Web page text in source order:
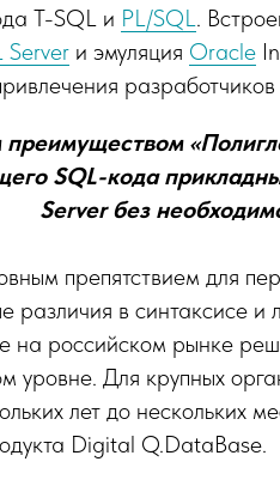
T-SQL и PL/SQL.
Server и эмуляция Oracle
SQL-кода
Server без
препятствием для
различия в синтаксисе
на российском рынке
уровне. Для крупных
лет до нескольких
Digital Q.DataBase.